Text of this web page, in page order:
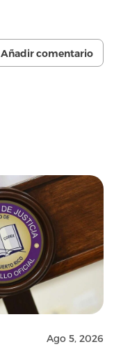
Añadir comentario
Ago 5, 2026